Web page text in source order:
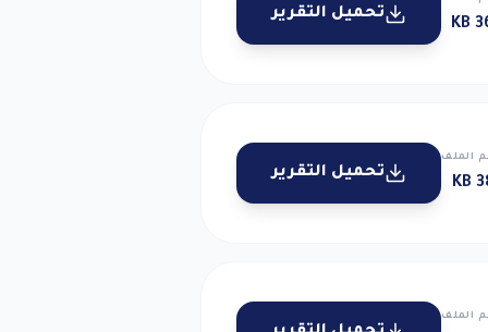
تحميل التقرير
الملف
تحميل التقرير
الملف